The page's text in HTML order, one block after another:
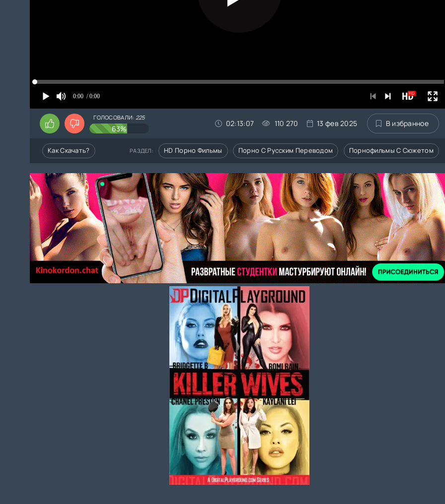
0:00 / 0:00 HD
ГОЛОСОВАЛИ: 225
63%
02:13:07 110 270 13 фев 2025 В избранное
Как Скачать? РАЗДЕЛ: HD Порно Фильмы Порно С Русским Переводом Порнофильмы С Сюжетом